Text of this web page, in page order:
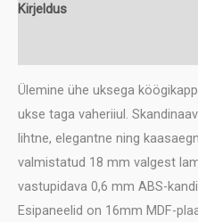
Kirjeldus
Ülemine ühe uksega
ukse taga vaheriiul.
lihtne, elegantne ning
valmistatud 18 mm valgest
vastupidava 0,6 mm ABS-
Esipaneelid on 16mm MDF-